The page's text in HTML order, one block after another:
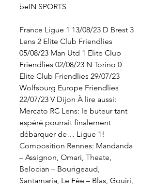
beIN SPORTS
France Ligue 1 13/08/23 D Brest 3
Lens 2 Elite Club Friendlies
05/08/23 Man Utd 1 Elite Club
Friendlies 02/08/23 N Torino 0
Elite Club Friendlies 29/07/23
Wolfsburg Europe Friendlies
22/07/23 V Dijon À lire aussi:
Mercato RC Lens: le buteur tant
espéré pourrait finalement
débarquer de… Ligue 1!
Composition Rennes: Mandanda
– Assignon, Omari, Theate,
Belocian – Bourigeaud,
Santamaria, Le Fée – Blas, Gouiri,